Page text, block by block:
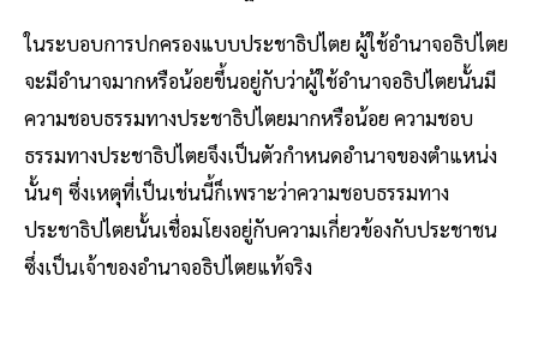
ในระบอบการปกครองแบบประชาธิปไตย ผู้ใช้อำนาจอธิปไตย
จะมีอำนาจมากหรือน้อยขึ้นอยู่กับว่าผู้ใช้อำนาจอธิปไตยนั้นมี
ความชอบธรรมทางประชาธิปไตยมากหรือน้อย ความชอบ
ธรรมทางประชาธิปไตยจึงเป็นตัวกำหนดอำนาจของตำแหน่ง
นั้นๆ ซึ่งเหตุที่เป็นเช่นนี้ก็เพราะว่าความชอบธรรมทาง
ประชาธิปไตยนั้นเชื่อมโยงอยู่กับความเกี่ยวข้องกับประชาชน
ซึ่งเป็นเจ้าของอำนาจอธิปไตยแท้จริง